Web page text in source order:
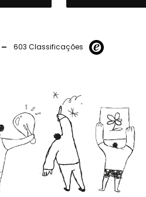
- 603 Classificações